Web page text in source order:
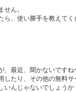
ん。
ら、使い勝手を教えてく
、最近、聞かないですね
したり、その他の無料サ
いんじゃないでしょうか